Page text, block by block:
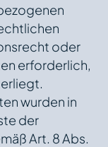
oder
erforderlich,
wurden in
der
Art. 8 Abs.